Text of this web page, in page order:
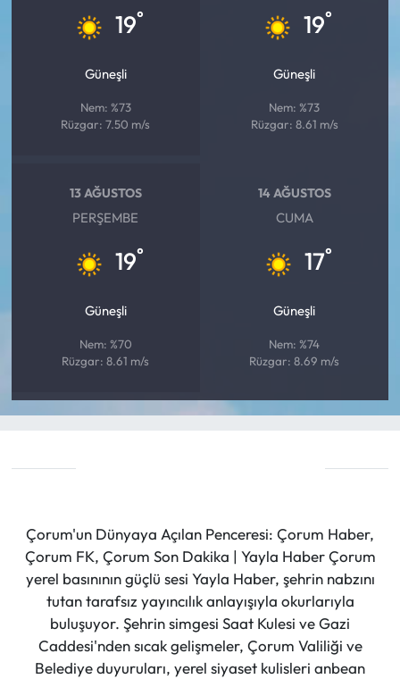
19°
Güneşli
Nem: %73
Rüzgar: 7.50 m/s
19°
Güneşli
Nem: %73
Rüzgar: 8.61 m/s
13 AĞUSTOS
PERŞEMBE
19°
Güneşli
Nem: %70
Rüzgar: 8.61 m/s
14 AĞUSTOS
CUMA
17°
Güneşli
Nem: %74
Rüzgar: 8.69 m/s
Çorum'un Dünyaya Açılan Penceresi: Çorum Haber,
Çorum FK, Çorum Son Dakika | Yayla Haber Çorum
yerel basınının güçlü sesi Yayla Haber, şehrin nabzını
tutan tarafsız yayıncılık anlayışıyla okurlarıyla
buluşuyor. Şehrin simgesi Saat Kulesi ve Gazi
Caddesi'nden sıcak gelişmeler, Çorum Valiliği ve
Belediye duyuruları, yerel siyaset kulisleri anbean
Yaşam
Yayla Haber
Yemek Tarifleri